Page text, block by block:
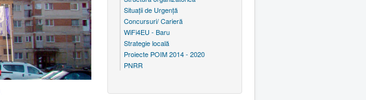
Situaţii de Urgenţă
Concursuri/ Carieră
WiFi4EU - Baru
Strategie locală
Proiecte POIM 2014 - 2020
PNRR